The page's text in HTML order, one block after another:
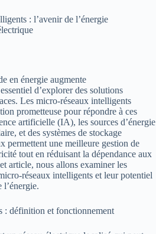
: l’avenir de l’énergie
en énergie augmente
d’explorer des solutions
Les micro-réseaux intelligents
prometteuse pour répondre à ces
artificielle (IA), les sources d’énergie
et des systèmes de stockage
permettent une meilleure gestion de
tout en réduisant la dépendance aux
article, nous allons examiner les
réseaux intelligents et leur potentiel
l’énergie.
: définition et fonctionnement